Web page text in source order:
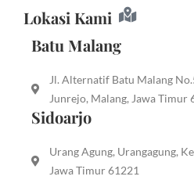
Lokasi Kami
Batu Malang
Jl. Alternatif Batu Malang
Junrejo, Malang, Jawa Timur
Sidoarjo
Urang Agung, Urangagung,
Jawa Timur 61221